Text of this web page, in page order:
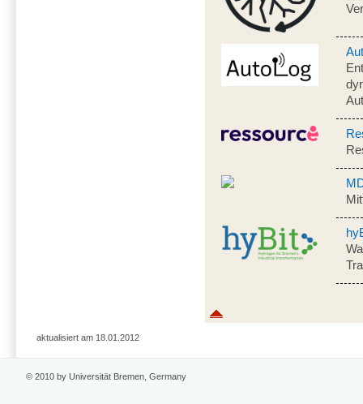
aktualisiert am 18.01.2012
© 2010 by Universität Bremen, Germany